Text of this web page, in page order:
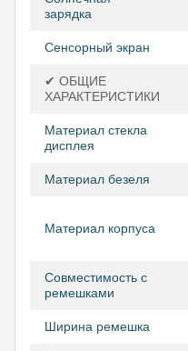
зарядка
Сенсорный экран
✔ ОБЩИЕ
ХАРАКТЕРИСТИКИ
Материал стекла
дисплея
Материал безеля
Материал корпуса
Совместимость с
ремешками
Ширина ремешка